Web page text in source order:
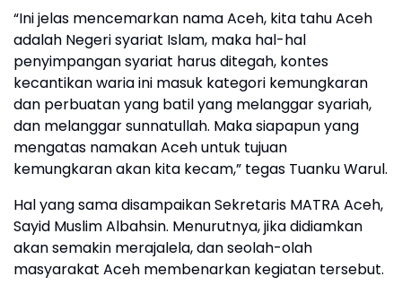
“Ini jelas mencemarkan nama Aceh, kita tahu Aceh
adalah Negeri syariat Islam, maka hal-hal
penyimpangan syariat harus ditegah, kontes
kecantikan waria ini masuk kategori kemungkaran
dan perbuatan yang batil yang melanggar syariah,
dan melanggar sunnatullah. Maka siapapun yang
mengatas namakan Aceh untuk tujuan
kemungkaran akan kita kecam,” tegas Tuanku Warul.
Hal yang sama disampaikan Sekretaris MATRA Aceh,
Sayid Muslim Albahsin. Menurutnya, jika didiamkan
akan semakin merajalela, dan seolah-olah
masyarakat Aceh membenarkan kegiatan tersebut.